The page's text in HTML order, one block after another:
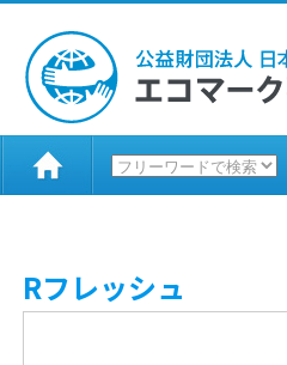
Rフレッシュ